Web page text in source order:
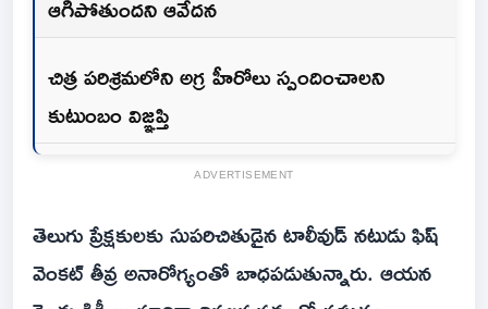
చిత్ర పరిశ్రమలోని అగ్ర హీరోలు స్పందించాలని
కుటుంబం విజ్ఞప్తి
ADVERTISEMENT
తెలుగు ప్రేక్షకులకు సుపరిచితుడైన టాలీవుడ్ నటుడు ఫిష్
వెంకట్ తీవ్ర అనారోగ్యంతో బాధపడుతున్నారు. ఆయన